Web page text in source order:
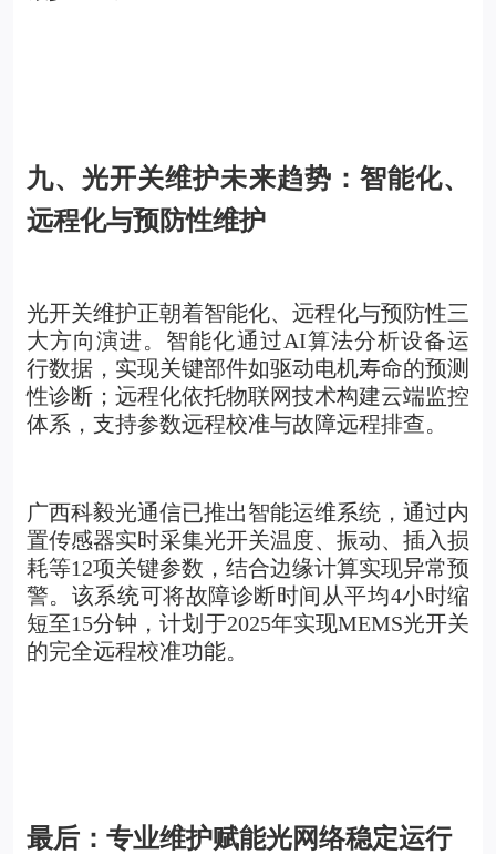
九、光开关维护未来趋势：智能化、
远程化与预防性维护
光开关维护正朝着智能化、远程化与预防性三
大方向演进。智能化通过AI算法分析设备运
行数据，实现关键部件如驱动电机寿命的预测
性诊断；远程化依托物联网技术构建云端监控
体系，支持参数远程校准与故障远程排查。
广西科毅光通信已推出智能运维系统，通过内
置传感器实时采集光开关温度、振动、插入损
耗等12项关键参数，结合边缘计算实现异常预
警。该系统可将故障诊断时间从平均4小时缩
短至15分钟，计划于2025年实现MEMS光开关
的完全远程校准功能。
最后：专业维护赋能光网络稳定运行